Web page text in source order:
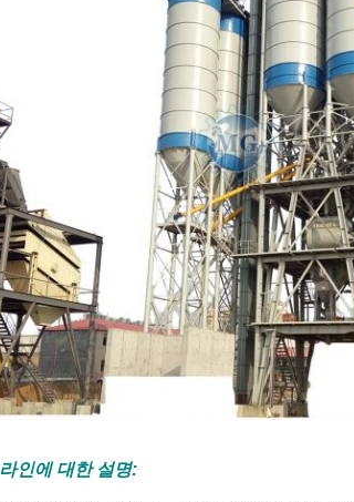
인에 대한 설명: